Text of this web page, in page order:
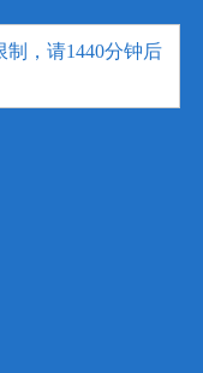
制，请1440分钟后